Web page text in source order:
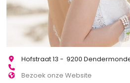
Hofstraat 13 - 9200
Bezoek onze Website